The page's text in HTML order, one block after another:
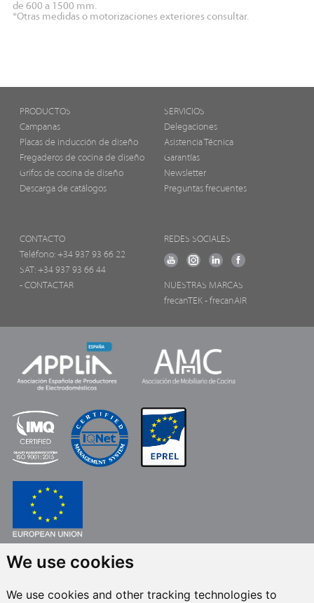
We use cookies
We use cookies and other tracking technologies to
de 600 a 1500 mm.
*Otras medidas o motorizaciones exteriores consultar.
PRODUCTOS
Campanas
Placas de inducción de diseño
Fregaderos de cocina de diseño
Grifos de cocina de diseño
Descarga de catálogos
SERVICIOS
Delegaciones
Asistencia Técnica
Garantías
Newsletter
Preguntas frecuentes
CONTACTO
Teléfono: +34 937 93 66 22
SAT: +34 937 93 66 44
- CONTACTAR
REDES SOCIALES
NUESTRAS MARCAS
frecanTEK - frecanAIR
FONDO EUROPEO DE DESARROLLO REGIONAL
FRECAN S.L.U.en el marco del Programa ICEX Next, ha contado con el apoyo